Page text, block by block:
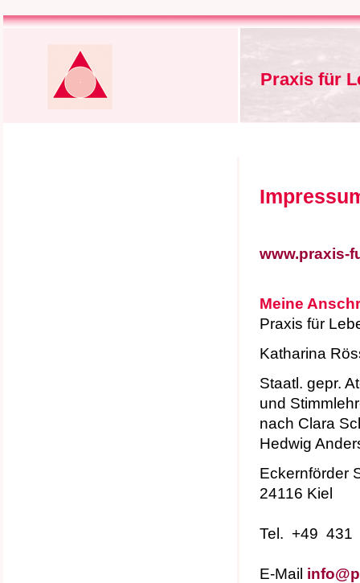
Praxis für
www.praxis-
Meine
Praxis für
Katharina
Staatl. gepr.
und
nach Clara
Hedwig
Eckernförder
24116 Kiel
Tel. +49 431
E-Mail